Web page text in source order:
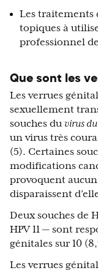
Les traitements
topiques à
professionnel
Que sont les
Les verrues
sexuellement
souches du virus
un virus très
(5). Certaines
modifications
provoquent
disparaissent
Deux souches de
HPV 11 — sont
génitales sur 10
Les verrues